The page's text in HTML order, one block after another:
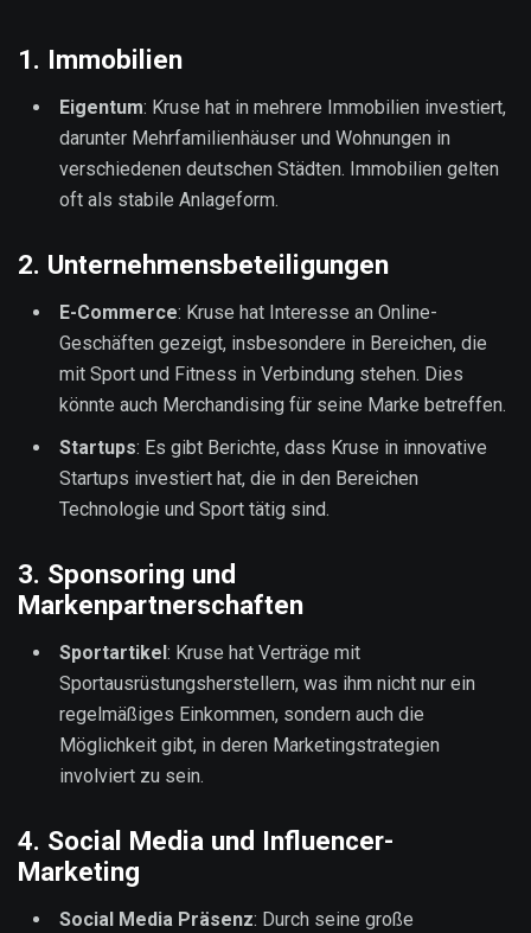
1. Immobilien
Eigentum: Kruse hat in mehrere Immobilien investiert,
darunter Mehrfamilienhäuser und Wohnungen in
verschiedenen deutschen Städten. Immobilien gelten
oft als stabile Anlageform.
2. Unternehmensbeteiligungen
E-Commerce: Kruse hat Interesse an Online-
Geschäften gezeigt, insbesondere in Bereichen, die
mit Sport und Fitness in Verbindung stehen. Dies
könnte auch Merchandising für seine Marke betreffen.
Startups: Es gibt Berichte, dass Kruse in innovative
Startups investiert hat, die in den Bereichen
Technologie und Sport tätig sind.
3. Sponsoring und
Markenpartnerschaften
Sportartikel: Kruse hat Verträge mit
Sportausrüstungsherstellern, was ihm nicht nur ein
regelmäßiges Einkommen, sondern auch die
Möglichkeit gibt, in deren Marketingstrategien
involviert zu sein.
4. Social Media und Influencer-
Marketing
Social Media Präsenz: Durch seine große